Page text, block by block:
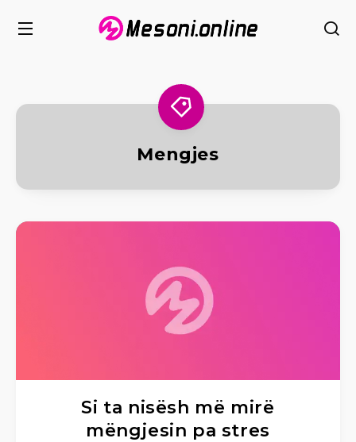
Mengjes
Si ta nisësh më mirë
mëngjesin pa stres